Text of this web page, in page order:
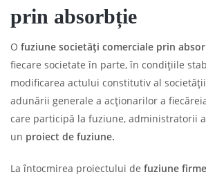
prin absorbție
O fuziune societăți comerciale prin
fiecare societate în parte, în condiţiile
modificarea actului constitutiv al
adunării generale a acţionarilor a
care participă la fuziune, administratorii
un proiect de fuziune.
La întocmirea proiectului de fuziune firme